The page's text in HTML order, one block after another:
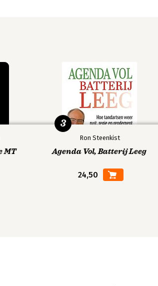
MT
Ron Steenkist
Agenda Vol, Batterij Leeg
24,50
3